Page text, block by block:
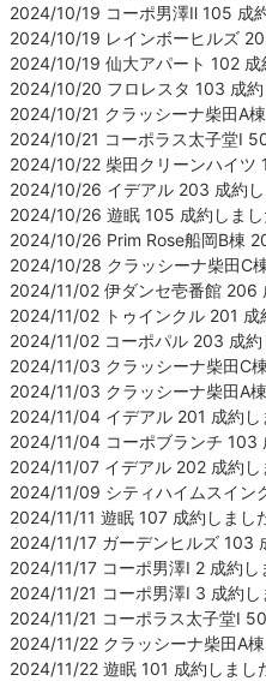
2024/10/19 コーポ男澤Ⅱ 105 成
2024/10/19 レインボーヒルズ
2024/10/19 仙大アパート 102 成
2024/10/20 フロレスタ 103 成約
2024/10/21 クラッシーナ柴田A
2024/10/21 コーポラス太子堂Ⅰ
2024/10/22 柴田クリーンハイツ
2024/10/26 イデアル 203 成約し
2024/10/26 遊眠 105 成約しまし
2024/10/26 Prim Rose船岡B棟
2024/10/28 クラッシーナ柴田C
2024/11/02 伊ダンセ壱番館 206
2024/11/02 トゥインクル 201 成
2024/11/02 コーポパル 203 成約
2024/11/03 クラッシーナ柴田C
2024/11/03 クラッシーナ柴田A
2024/11/04 イデアル 201 成約し
2024/11/04 コーポブランチ 103
2024/11/07 イデアル 202 成約し
2024/11/09 シティハイムスイン
2024/11/11 遊眠 107 成約しまし
2024/11/17 ガーデンヒルズ 103
2024/11/17 コーポ男澤Ⅰ 2 成約し
2024/11/21 コーポ男澤Ⅰ 3 成約し
2024/11/21 コーポラス太子堂Ⅰ
2024/11/22 クラッシーナ柴田A
2024/11/22 遊眠 101 成約しまし